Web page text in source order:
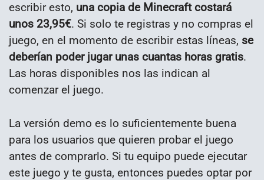
escribir esto, una copia de Minecraft costará
unos 23,95€. Si solo te registras y no compras el
juego, en el momento de escribir estas líneas, se
deberían poder jugar unas cuantas horas gratis.
Las horas disponibles nos las indican al
comenzar el juego.
La versión demo es lo suficientemente buena
para los usuarios que quieren probar el juego
antes de comprarlo. Si tu equipo puede ejecutar
este juego y te gusta, entonces puedes optar por